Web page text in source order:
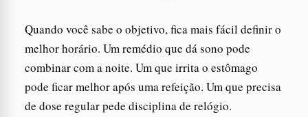
Quando você sabe o objetivo, fica mais fácil definir o
melhor horário. Um remédio que dá sono pode
combinar com a noite. Um que irrita o estômago
pode ficar melhor após uma refeição. Um que precisa
de dose regular pede disciplina de relógio.